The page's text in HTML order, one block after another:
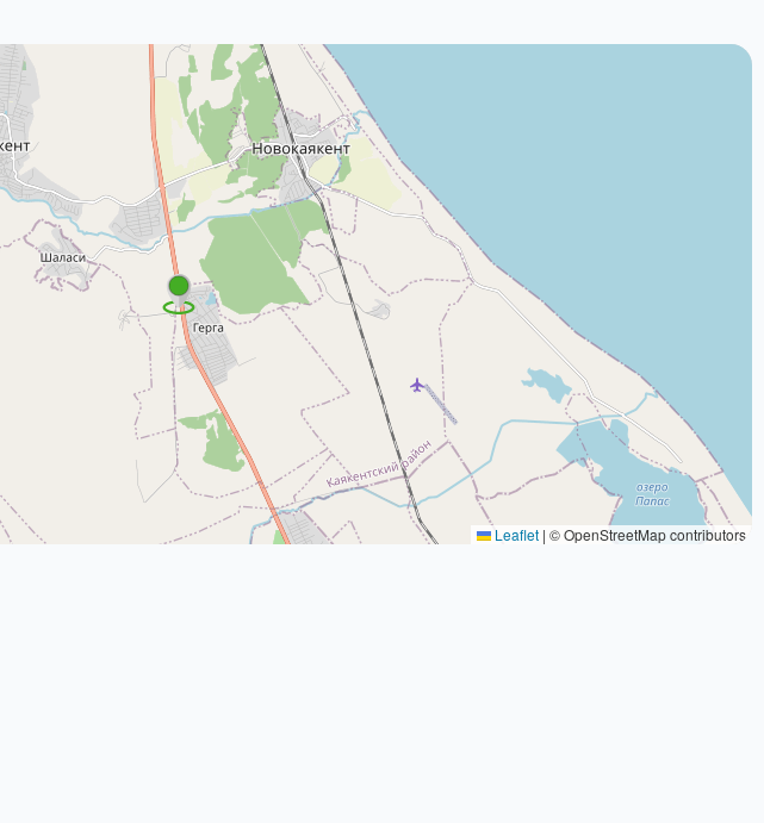
Leaflet | © OpenStreetMap contributors